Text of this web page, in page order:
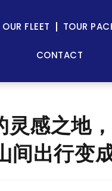
OUR FLEET TOUR
CONTACT
感之地
出行变